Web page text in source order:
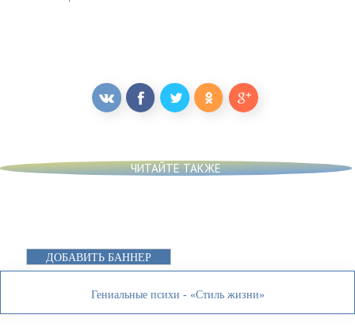
ЧИТАЙТЕ ТАКЖЕ
ДОБАВИТЬ БАННЕР
Гениальные психи - «Стиль жизни»